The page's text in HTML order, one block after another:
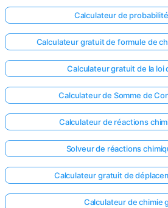
Calculateur de
Calculateur gratuit de formule de
Calculateur gratuit de la loi
Calculateur de Somme de
Calculateur de réactions
Solveur de réactions
Calculateur gratuit de
Calculateur de chimie